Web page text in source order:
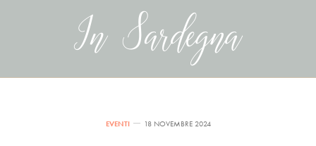
EVENTI 18 NOVEMBRE 2024